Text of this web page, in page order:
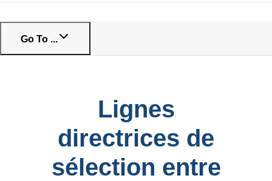
Go To ...
Lignes
directrices de
sélection entre